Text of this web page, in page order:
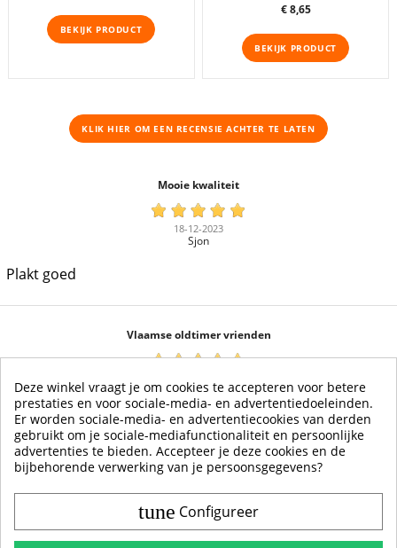
BEKIJK PRODUCT
Prijs
€ 8,65
BEKIJK PRODUCT
KLIK HIER OM EEN ​​RECENSIE ACHTER TE LATEN
Mooie kwaliteit
18-12-2023
Sjon
Plakt goed
Vlaamse oldtimer vrienden
Max
Super content
Deze winkel vraagt je om cookies te accepteren voor betere
prestaties en voor sociale-media- en advertentiedoeleinden.
Er worden sociale-media- en advertentiecookies van derden
gebruikt om je sociale-mediafunctionaliteit en persoonlijke
advertenties te bieden. Accepteer je deze cookies en de
bijbehorende verwerking van je persoonsgegevens?
tune Configureer